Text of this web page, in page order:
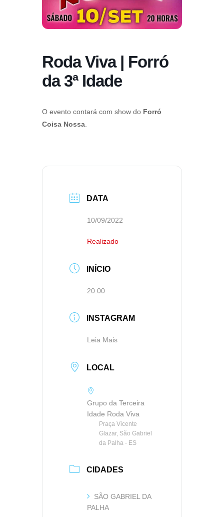
Roda Viva | Forró
da 3ª Idade
O evento contará com show do Forró
Coisa Nossa
DATA
10/09/2022
Realizado
INÍCIO
20:00
INSTAGRAM
Leia Mais
LOCAL
Grupo da Terceira
Idade Roda Viva
Praça Vicente
Glazar, São Gabriel
da Palha - ES
CIDADES
SÃO GABRIEL DA
PALHA